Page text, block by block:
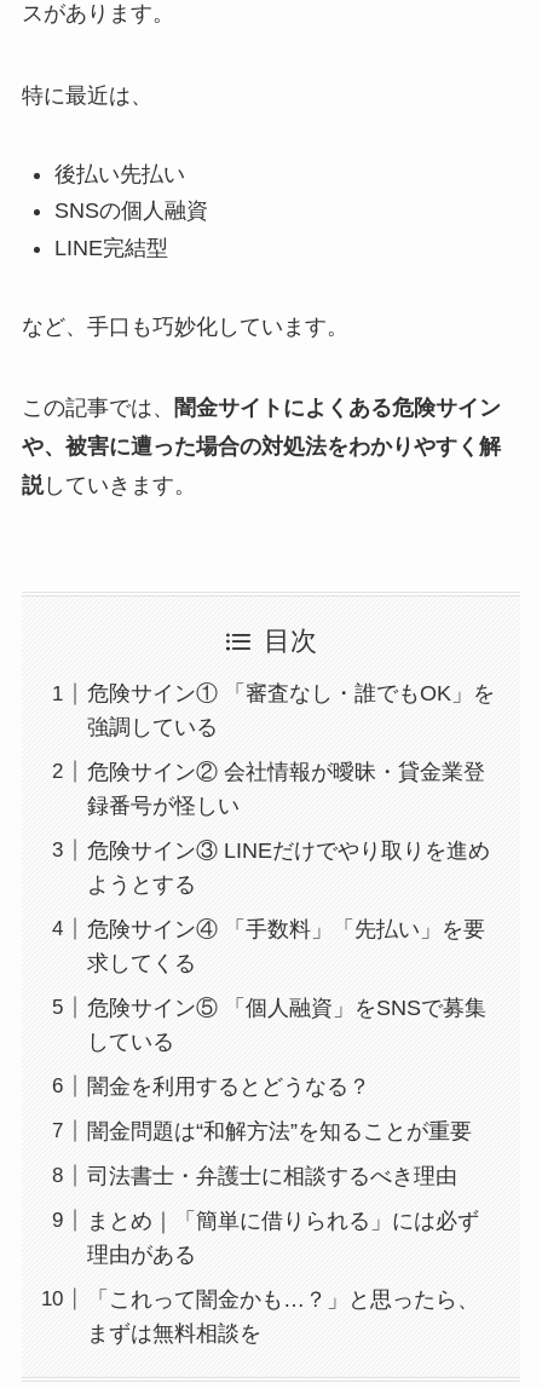
スがあります。
特に最近は、
後払い先払い
SNSの個人融資
LINE完結型
など、手口も巧妙化しています。
この記事では、
闇金サイトによくある危険サイン
や、被害に遭った場合の対処法をわかりやすく解
説していきます。
目次
危険サイン① 「審査なし・誰でもOK」を
強調している
危険サイン② 会社情報が曖昧・貸金業登
録番号が怪しい
危険サイン③ LINEだけでやり取りを進め
ようとする
危険サイン④ 「手数料」「先払い」を要
求してくる
危険サイン⑤ 「個人融資」をSNSで募集
している
闇金を利用するとどうなる？
闇金問題は“和解方法”を知ることが重要
司法書士・弁護士に相談するべき理由
まとめ｜「簡単に借りられる」には必ず
理由がある
「これって闇金かも…？」と思ったら、
まずは無料相談を